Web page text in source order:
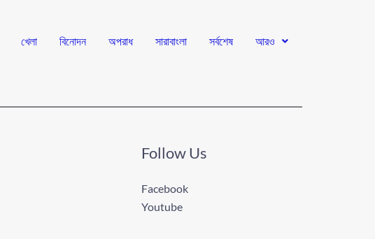
খেলা বিনোদন অপরাধ সারাবাংলা সর্বশেষ আরও
Follow Us
Facebook
Youtube